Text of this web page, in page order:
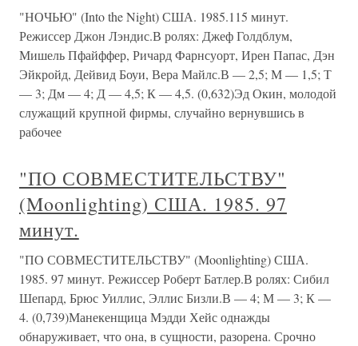
"НОЧЬЮ" (Into the Night) США. 1985.115 минут.
Режиссер Джон Лэндис.В ролях: Джеф Голдблум,
Мишель Пфайффер, Ричард Фарнсуорт, Ирен Папас, Дэн
Эйкройд, Дейвид Боуи, Вера Майлс.В — 2,5; М — 1,5; Т
— 3; Дм — 4; Д — 4,5; К — 4,5. (0,632)Эд Окин, молодой
служащий крупной фирмы, случайно вернувшись в
рабочее
"ПО СОВМЕСТИТЕЛЬСТВУ"
(Moonlighting) США. 1985. 97
минут.
"ПО СОВМЕСТИТЕЛЬСТВУ" (Moonlighting) США.
1985. 97 минут. Режиссер Роберт Батлер.В ролях: Сибил
Шепард, Брюс Уиллис, Эллис Бизли.В — 4; М — 3; К —
4. (0,739)Манекенщица Мэдди Хейс однажды
обнаруживает, что она, в сущности, разорена. Срочно